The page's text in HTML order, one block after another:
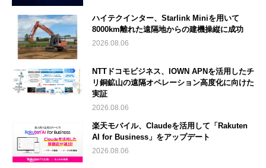
ハイテクインター、Starlink Miniを用いて
8000km離れた遠隔地からの建機操縦に成功
2026.08.06
NTTドコモビジネス、IOWN APNを活用したチ
リ銅鉱山の遠隔オペレーション高度化に向けた
実証
2026.08.06
楽天モバイル、Claudeを活用して「Rakuten
AI for Business」をアップデート
2026.08.06